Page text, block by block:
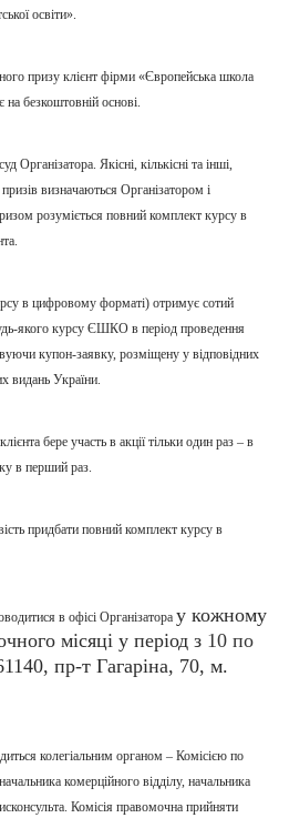
ї освіти».
призу клієнт фірми «Європейська школа
на безкоштовній основі.
Організатора. Якісні, кількісні та інші,
визначаються Організатором і
розуміється повний комплект курсу в
в цифровому форматі) отримує сотий
якого курсу ЄШКО в період проведення
купон-заявку, розміщену у відповідних
видань України.
клієнта бере участь в акції тільки один раз – в
в перший раз.
придбати повний комплект курсу в
в офісі Організатора у кожному
місяці у період з 10 по
пр-т Гагаріна, 70, м.
колегіальним органом – Комісією по
комерційного відділу, начальника
Комісія правомочна прийняти